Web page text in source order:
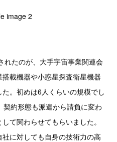
れたのが、大手宇宙事業関連会
載機器や小惑星探査衛星機器
。初めは6人くらいの規模でし
約形態も派遣から請負に変わ
て関わらせてもらいました。
に対しても自身の技術力の高